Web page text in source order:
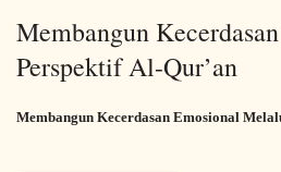
Membangun
Perspektif Al-Qur’an
Membangun Kecerdasan Emosional